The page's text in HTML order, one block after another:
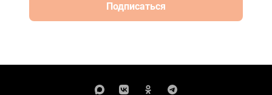
Подписаться